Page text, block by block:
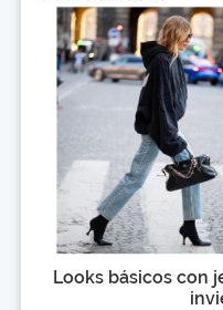
Looks básicos con